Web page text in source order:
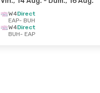
W4Direct
EAP- BUH
W4Direct
BUH- EAP